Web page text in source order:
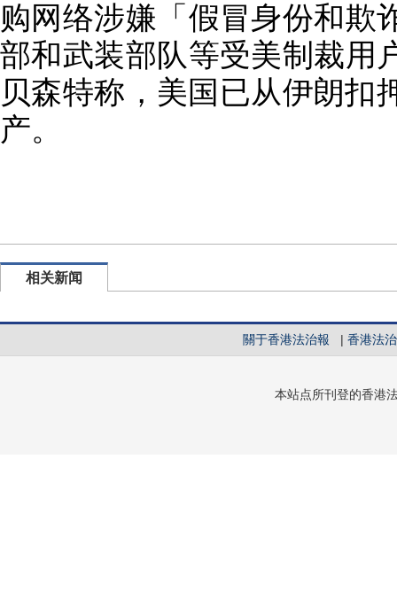
购网络涉嫌「假冒身份和欺
部和武装部队等受美制裁用
贝森特称，美国已从伊朗扣
产。
相关新闻
關于香港法治報 | 香港法
本站点所刊登的香港